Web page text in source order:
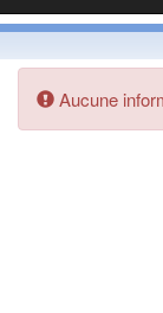
Aucune